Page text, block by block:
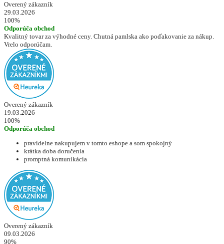
Overený zákazník
29.03.2026
100%
Odporúča obchod
Kvalitný tovar za výhodné ceny. Chutná pamlska ako poďakovanie za nákup.
Vrelo odporúčam.
Overený zákazník
19.03.2026
100%
Odporúča obchod
pravidelne nakupujem v tomto eshope a som spokojný
krátka doba doručenia
promptná komunikácia
Overený zákazník
09.03.2026
90%